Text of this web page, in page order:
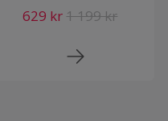
629 kr 1 199 kr